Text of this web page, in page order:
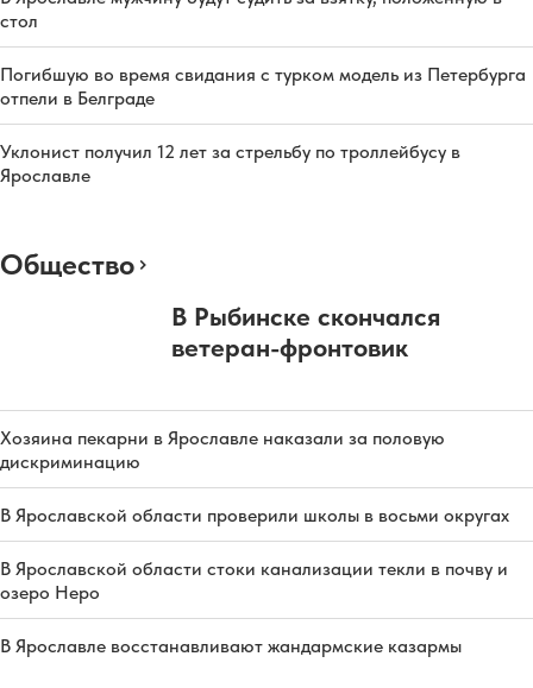
стол
Погибшую во время свидания с турком модель из Петербурга
отпели в Белграде
Уклонист получил 12 лет за стрельбу по троллейбусу в
Ярославле
Общество
В Рыбинске скончался
ветеран-фронтовик
Хозяина пекарни в Ярославле наказали за половую
дискриминацию
В Ярославской области проверили школы в восьми округах
В Ярославской области стоки канализации текли в почву и
озеро Неро
В Ярославле восстанавливают жандармские казармы